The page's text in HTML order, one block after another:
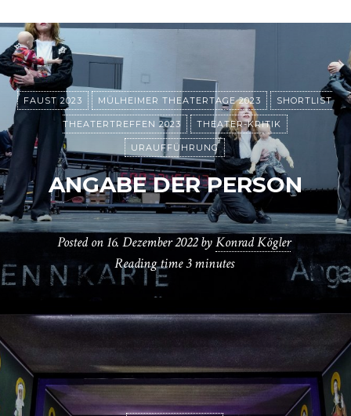
FAUST 2023 MÜLHEIMER THEATERTAGE 2023 SHORTLIST
THEATERTREFFEN 2023 THEATER-KRITIK
URAUFFÜHRUNG
ANGABE DER PERSON
Posted on 16. Dezember 2022 byKonrad Kögler
Reading time3 minutes